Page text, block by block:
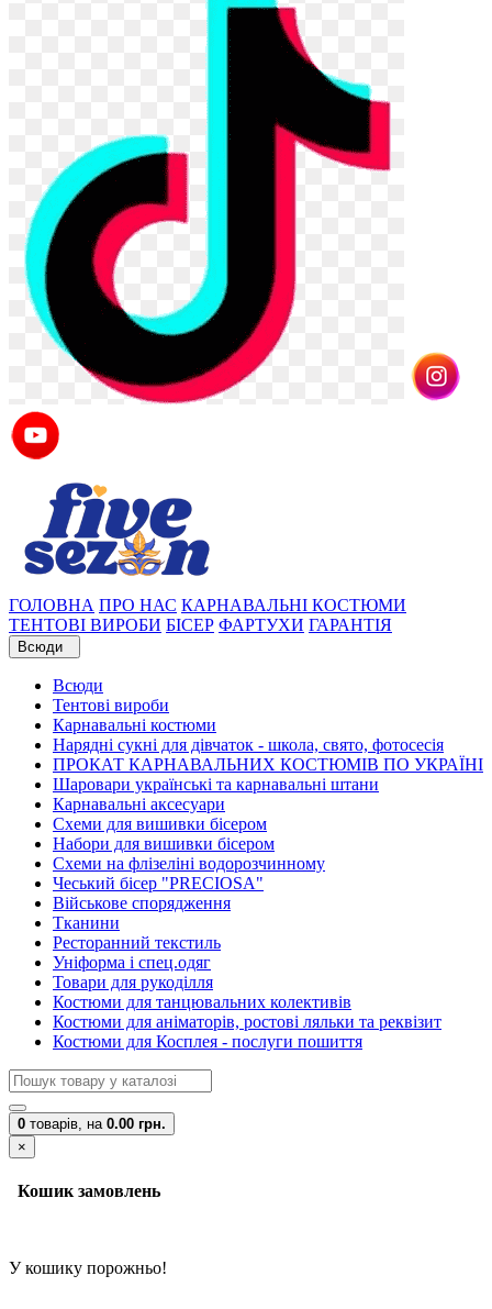
ГОЛОВНА ПРО НАС КАРНАВАЛЬНІ КОСТЮМИ
ТЕНТОВІ ВИРОБИ БІСЕР ФАРТУХИ ГАРАНТІЯ
Всюди
Всюди
Тентові вироби
Карнавальні костюми
Нарядні сукні для дівчаток - школа, свято, фотосесія
ПРОКАТ КАРНАВАЛЬНИХ КОСТЮМІВ ПО УКРАЇНІ
Шаровари українські та карнавальні штани
Карнавальні аксесуари
Схеми для вишивки бісером
Набори для вишивки бісером
Схеми на флізеліні водорозчинному
Чеський бісер "PRECIOSA"
Військове спорядження
Тканини
Ресторанний текстиль
Уніформа і спец.одяг
Товари для рукоділля
Костюми для танцювальних колективів
Костюми для аніматорів, ростові ляльки та реквізит
Костюми для Косплея - послуги пошиття
0 товарів, на 0.00 грн.
×
Кошик замовлень
У кошику порожньо!